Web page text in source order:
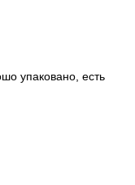
упаковано, есть